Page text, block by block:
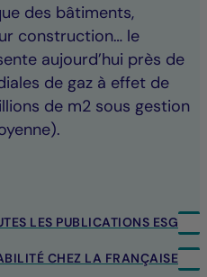
des bâtiments,
construction… le
aujourd’hui près de
de gaz à effet de
de m2 sous gestion
LES PUBLICATIONS ESG
CHEZ LA FRANÇAISE